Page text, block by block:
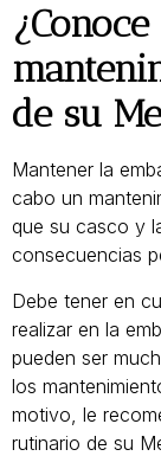
de su
Mantener la
cabo un
que su casco y
consecuencias
Debe tener en
realizar en la
pueden ser
los
motivo, le
rutinario de su